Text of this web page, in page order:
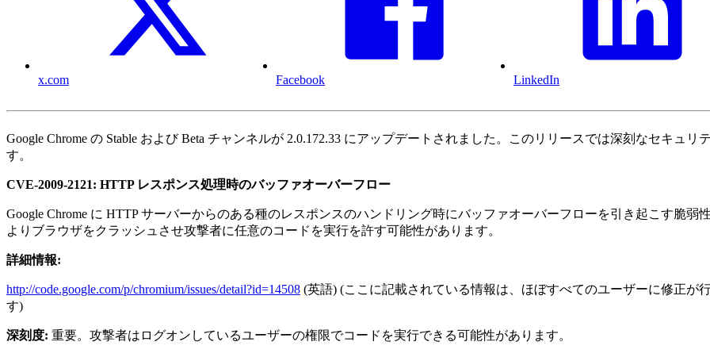
x.com Facebook LinkedIn
Google Chrome の Stable および Beta チャンネルが 2.0.172.33 にアップデートされました。このリリースでは深刻なセキュ
す。
CVE-2009-2121: HTTP レスポンス処理時のバッファオーバーフロー
Google Chrome に HTTP サーバーからのある種のレスポンスのハンドリング時にバッファオーバーフローを引き起こす脆
よりブラウザをクラッシュさせ攻撃者に任意のコードを実行を許す可能性があります。
詳細情報:
http://code.google.com/p/chromium/issues/detail?id=14508 (英語) (ここに記載されている情報は、ほぼすべてのユーザーに修正
す)
深刻度: 重要。攻撃者はログオンしているユーザーの権限でコードを実行できる可能性があります。